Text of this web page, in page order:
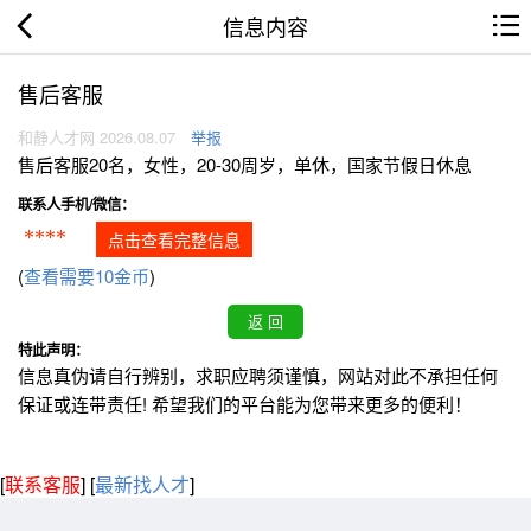
信息内容
售后客服
和静人才网 2026.08.07 举报
售后客服20名，女性，20-30周岁，单休，国家节假日休息
联系人手机/微信：
**** 点击查看完整信息
(查看需要10金币)
特此声明：
信息真伪请自行辨别，求职应聘须谨慎，网站对此不承担任何
保证或连带责任! 希望我们的平台能为您带来更多的便利！
[联系客服] [最新找人才]